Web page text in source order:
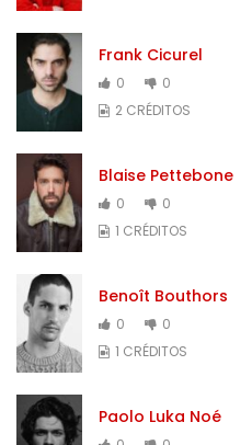
Frank Cicurel
0
0
2 CRÉDITOS
Blaise Pettebone
0
0
1 CRÉDITOS
Benoît Bouthors
0
0
1 CRÉDITOS
Paolo Luka Noé